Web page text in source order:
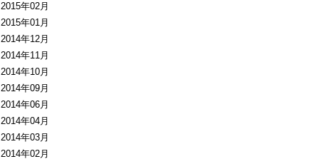
2015年02月
2015年01月
2014年12月
2014年11月
2014年10月
2014年09月
2014年06月
2014年04月
2014年03月
2014年02月